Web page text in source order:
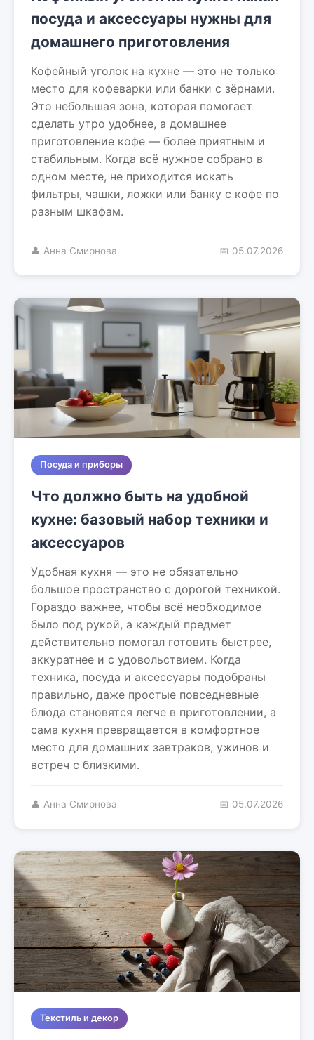
посуда и аксессуары нужны для
домашнего приготовления
Кофейный уголок на кухне — это не только
место для кофеварки или банки с зёрнами.
Это небольшая зона, которая помогает
сделать утро удобнее, а домашнее
приготовление кофе — более приятным и
стабильным. Когда всё нужное собрано в
одном месте, не приходится искать
фильтры, чашки, ложки или банку с кофе по
разным шкафам.
👤 Анна Смирнова 📅 05.07.2026
Посуда и приборы
Что должно быть на удобной
кухне: базовый набор техники и
аксессуаров
Удобная кухня — это не обязательно
большое пространство с дорогой техникой.
Гораздо важнее, чтобы всё необходимое
было под рукой, а каждый предмет
действительно помогал готовить быстрее,
аккуратнее и с удовольствием. Когда
техника, посуда и аксессуары подобраны
правильно, даже простые повседневные
блюда становятся легче в приготовлении, а
сама кухня превращается в комфортное
место для домашних завтраков, ужинов и
встреч с близкими.
👤 Анна Смирнова 📅 05.07.2026
Текстиль и декор